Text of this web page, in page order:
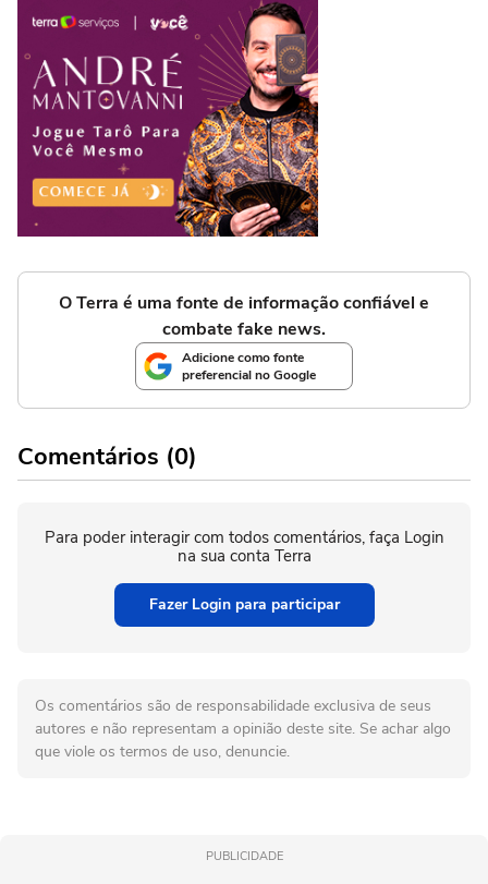
O Terra é uma fonte de informação confiável e
combate fake news.
Adicione como fonte
preferencial no Google
Comentários (0)
Para poder interagir com todos comentários, faça Login
na sua conta Terra
Fazer Login para participar
Os comentários são de responsabilidade exclusiva de seus
autores e não representam a opinião deste site. Se achar algo
que viole os termos de uso, denuncie.
PUBLICIDADE